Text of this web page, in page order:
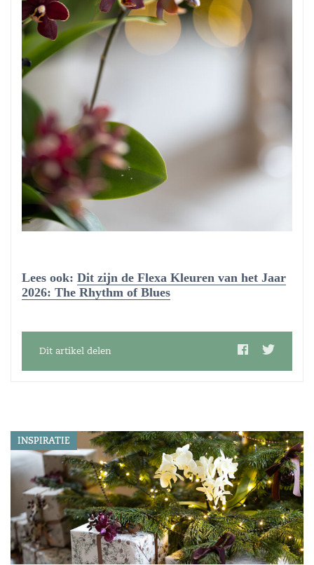
Lees ook: Dit zijn de Flexa Kleuren van het Jaar
2026: The Rhythm of Blues
Dit artikel delen
INSPIRATIE